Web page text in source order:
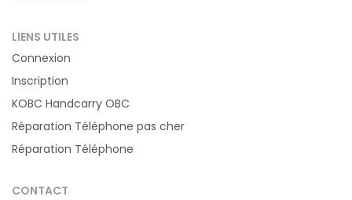
LIENS UTILES
Connexion
Inscription
KOBC Handcarry OBC
Réparation Téléphone pas cher
Réparation Téléphone
CONTACT